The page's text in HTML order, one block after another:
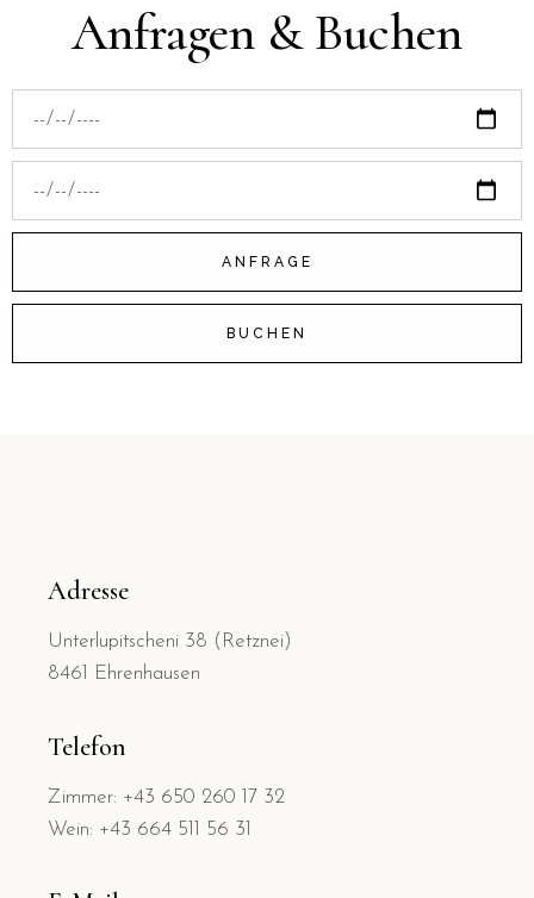
Anfragen & Buchen
ANFRAGE
BUCHEN
Adresse
Unterlupitscheni 38 (Retznei)
8461 Ehrenhausen
Telefon
Zimmer: +43 650 260 17 32
Wein: +43 664 511 56 31